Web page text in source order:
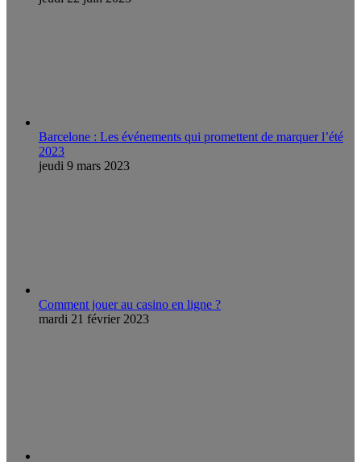
Barcelone : Les événements qui promettent de marquer l’été
2023
jeudi 9 mars 2023
Comment jouer au casino en ligne ?
mardi 21 février 2023